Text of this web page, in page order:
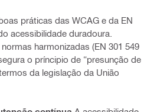
práticas das WCAG e da EN
acessibilidade duradoura.
harmonizadas (EN 301 549
o príncipio de “presunção de
da legislação da União